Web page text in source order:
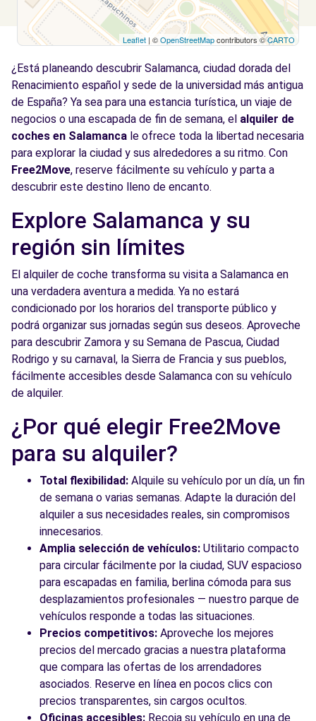
Leaflet | ©OpenStreetMapcontributors ©CARTO
¿Está planeando descubrir Salamanca, ciudad dorada del
Renacimiento español y sede de la universidad más antigua
de España? Ya sea para una estancia turística, un viaje de
negocios o una escapada de fin de semana, el alquiler de
coches en Salamanca le ofrece toda la libertad necesaria
para explorar la ciudad y sus alrededores a su ritmo. Con
Free2Move, reserve fácilmente su vehículo y parta a
descubrir este destino lleno de encanto.
Explore Salamanca y su
región sin límites
El alquiler de coche transforma su visita a Salamanca en
una verdadera aventura a medida. Ya no estará
condicionado por los horarios del transporte público y
podrá organizar sus jornadas según sus deseos. Aproveche
para descubrir Zamora y su Semana de Pascua, Ciudad
Rodrigo y su carnaval, la Sierra de Francia y sus pueblos,
fácilmente accesibles desde Salamanca con su vehículo
de alquiler.
¿Por qué elegir Free2Move
para su alquiler?
Total flexibilidad: Alquile su vehículo por un día, un fin
de semana o varias semanas. Adapte la duración del
alquiler a sus necesidades reales, sin compromisos
innecesarios.
Amplia selección de vehículos: Utilitario compacto
para circular fácilmente por la ciudad, SUV espacioso
para escapadas en familia, berlina cómoda para sus
desplazamientos profesionales — nuestro parque de
vehículos responde a todas las situaciones.
Precios competitivos: Aproveche los mejores
precios del mercado gracias a nuestra plataforma
que compara las ofertas de los arrendadores
asociados. Reserve en línea en pocos clics con
precios transparentes, sin cargos ocultos.
Oficinas accesibles: Recoja su vehículo en una de